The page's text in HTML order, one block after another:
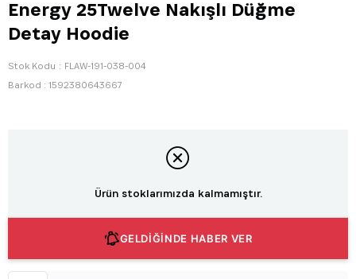
Energy 25Twelve Nakışlı Düğme
Detay Hoodie
Stok Kodu
FLAW-191-038-004
Barkod : 1592380643667
Ürün stoklarımızda kalmamıştır.
GELDİĞİNDE HABER VER